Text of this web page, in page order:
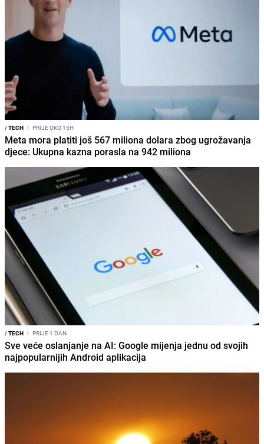
/TECH I PRIJE OKO 15H
Meta mora platiti još 567 miliona dolara zbog ugrožavanja
djece: Ukupna kazna porasla na 942 miliona
/TECH I PRIJE 1 DAN
Sve veće oslanjanje na AI: Google mijenja jednu od svojih
najpopularnijih Android aplikacija